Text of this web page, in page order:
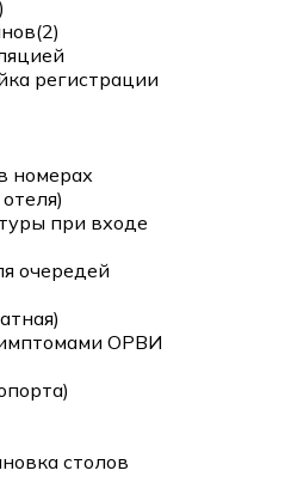
регистрации
номерах
при входе
очередей
ОРВИ
столов